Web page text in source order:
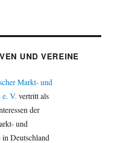
UND VEREINE
Markt- und
e. V. vertritt als
der
und
in Deutschland